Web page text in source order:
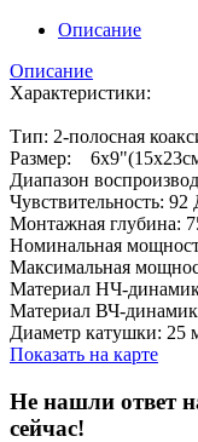
Описание
Описание
Характеристики:
Тип: 2-полосная
Размер:
Диапазон
Чувствительность: 92
Монтажная глубина:
Номинальная
Максимальная
Материал НЧ-
Материал ВЧ-
Диаметр катушки: 25
Показать на карте
Не нашли ответ
сейчас!